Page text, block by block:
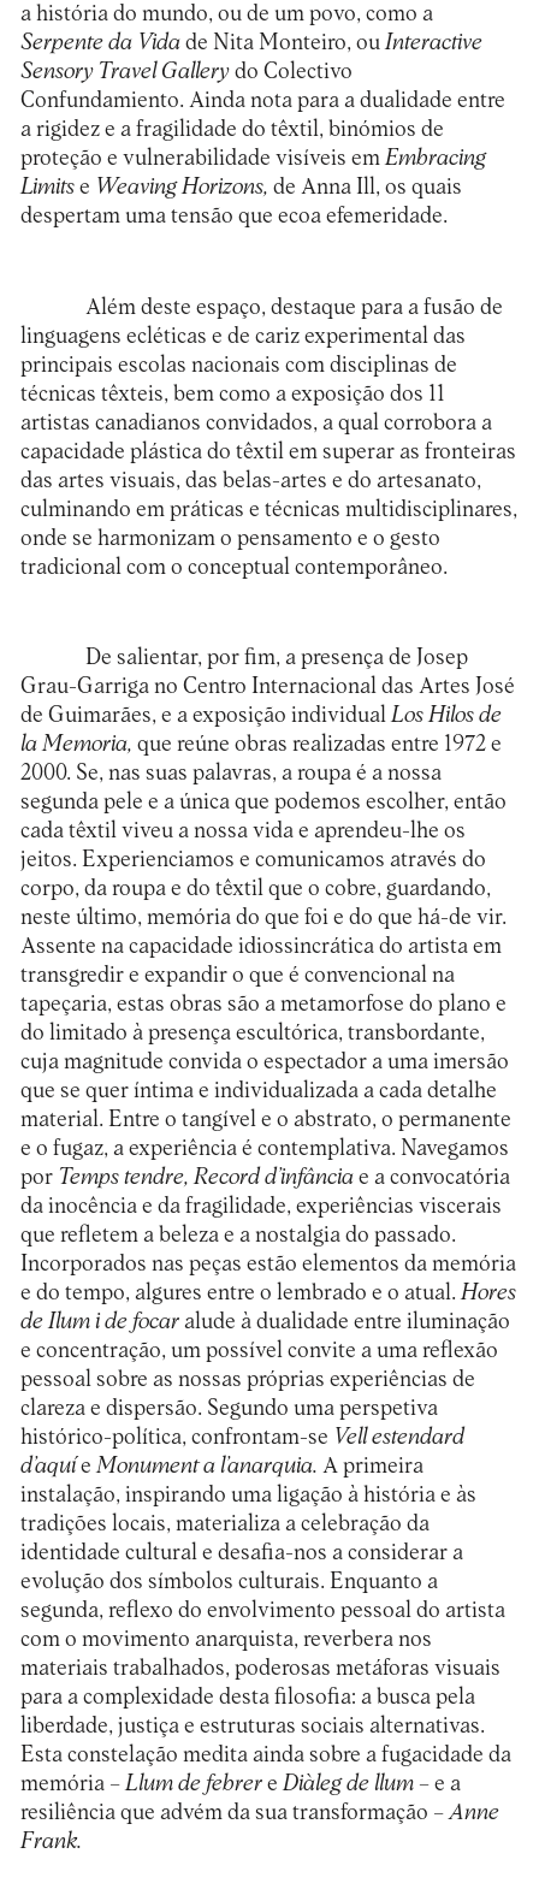
a história do mundo, ou de um povo, como a
Serpente da Vidade Nita Monteiro, ouInteractive
Sensory Travel Gallerydo Colectivo
Confundamiento. Ainda nota para a dualidade entre
a rigidez e a fragilidade do têxtil, binómios de
proteção e vulnerabilidade visíveis emEmbracing
Limitse Weaving Horizons, de Anna Ill, os quais
despertam uma tensão que ecoa efemeridade.
Além deste espaço, destaque para a fusão de
linguagens ecléticas e de cariz experimental das
principais escolas nacionais com disciplinas de
técnicas têxteis, bem como a exposição dos 11
artistas canadianos convidados, a qual corrobora a
capacidade plástica do têxtil em superar as fronteiras
das artes visuais, das belas-artes e do artesanato,
culminando em práticas e técnicas multidisciplinares,
onde se harmonizam o pensamento e o gesto
tradicional com o conceptual contemporâneo.
De salientar, por fim, a presença de Josep
Grau-Garriga no Centro Internacional das Artes José
de Guimarães, e a exposição individualLos Hilos de
laMemoria, que reúne obras realizadas entre 1972 e
2000. Se, nas suas palavras, a roupa é a nossa
segunda pele e a única que podemos escolher, então
cada têxtil viveu a nossa vida e aprendeu-lhe os
jeitos. Experienciamos e comunicamos através do
corpo, da roupa e do têxtil que o cobre, guardando,
neste último, memória do que foi e do que há-de vir.
Assente na capacidade idiossincrática do artista em
transgredir e expandir o que é convencional na
tapeçaria, estas obras são a metamorfose do plano e
do limitado à presença escultórica, transbordante,
cuja magnitude convida o espectador a uma imersão
que se quer íntima e individualizada a cada detalhe
material. Entre o tangível e o abstrato, o permanente
e o fugaz, a experiência é contemplativa. Navegamos
por Temps tendre, Record d’infânciae a convocatória
da inocência e da fragilidade, experiências viscerais
que refletem a beleza e a nostalgia do passado.
Incorporados nas peças estão elementos da memória
e do tempo, algures entre o lembrado e o atual.Hores
de Ilum i de focaralude à dualidade entre iluminação
e concentração, um possível convite a uma reflexão
pessoal sobre as nossas próprias experiências de
clareza e dispersão. Segundo uma perspetiva
histórico-política, confrontam-se Vell estendard
d’aquí eMonument a l’anarquia. A primeira
instalação, inspirando uma ligação à história e às
tradições locais, materializa a celebração da
identidade cultural e desafia-nos a considerar a
evolução dos símbolos culturais. Enquanto a
segunda, reflexo do envolvimento pessoal do artista
com o movimento anarquista, reverbera nos
materiais trabalhados, poderosas metáforas visuais
para a complexidade desta filosofia: a busca pela
liberdade, justiça e estruturas sociais alternativas.
Esta constelação medita ainda sobre a fugacidade da
memória –Llum de febrereDiàleg de llum–e a
resiliência que advém da sua transformação –Anne
Frank.